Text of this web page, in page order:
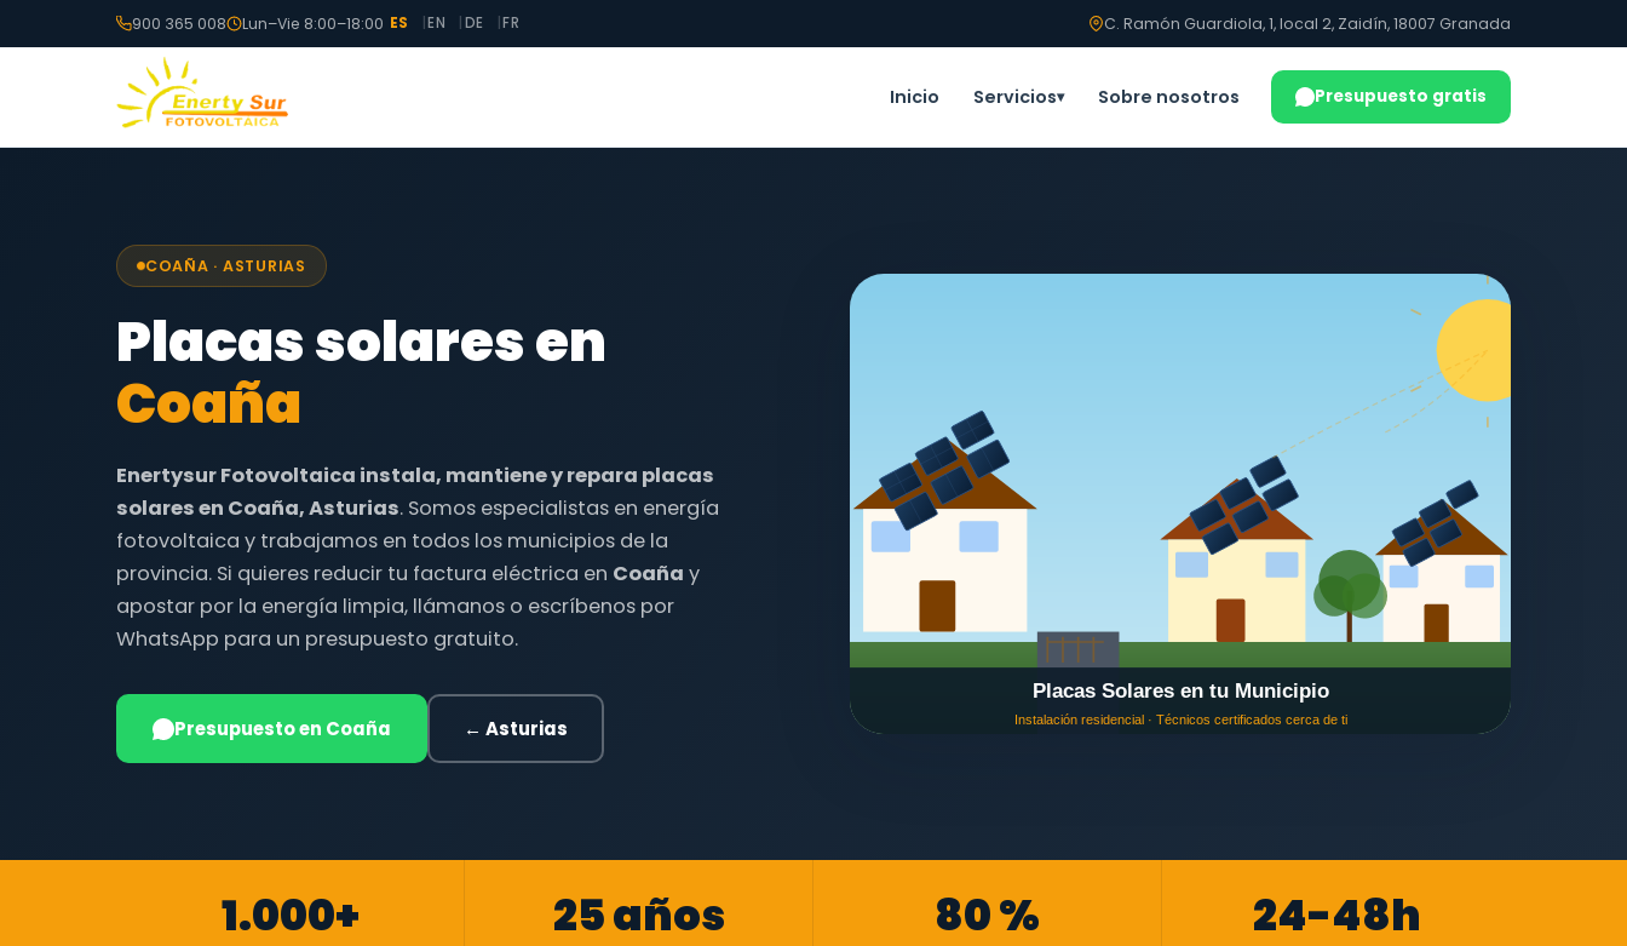
900 365 008 Lun–Vie 8:00–18:00 ES EN DE FR C. Ramón Guardiola, 1, local 2, Zaidín, 18007 Granada
Inicio Servicios▾ Sobre nosotros Presupuesto gratis
COAÑA · ASTURIAS
Placas solares en
Coaña
Enertysur Fotovoltaica instala, mantiene y repara placas
solares en Coaña, Asturias. Somos especialistas en energía
fotovoltaica y trabajamos en todos los municipios de la
provincia. Si quieres reducir tu factura eléctrica en Coaña y
apostar por la energía limpia, llámanos o escríbenos por
WhatsApp para un presupuesto gratuito.
Presupuesto en Coaña ← Asturias
1.000+ 25 años 80 % 24-48h